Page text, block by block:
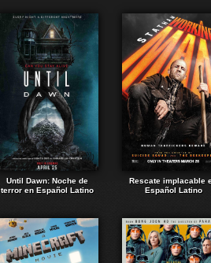
Until Dawn: Noche de
terror en Español Latino
Rescate implacable
Español Latino